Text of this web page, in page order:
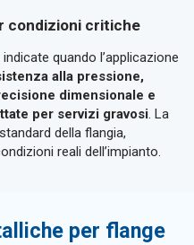
condizioni critiche
quando l’applicazione
alla pressione,
dimensionale e
per servizi gravosi. La
della flangia,
reali dell’impianto.
per flange